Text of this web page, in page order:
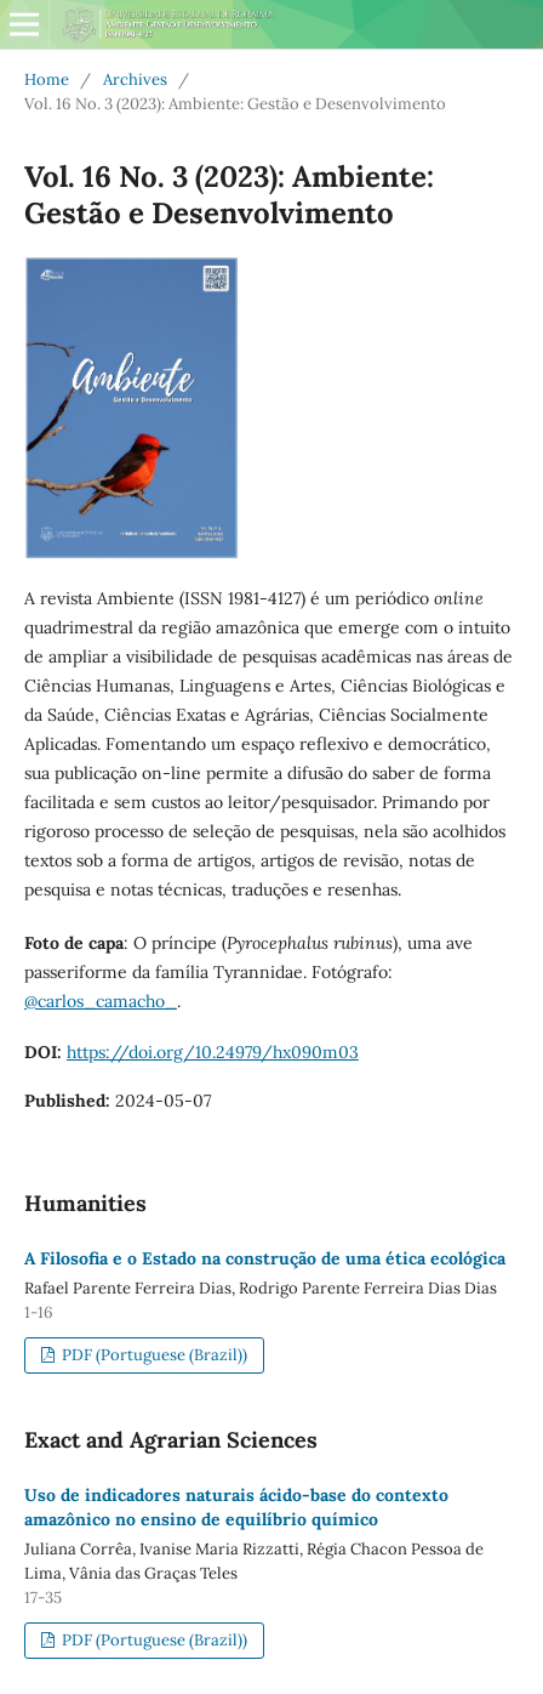
Home / Archives
/
Vol. 16 No. 3 (2023): Ambiente: Gestão e Desenvolvimento
Vol. 16 No. 3 (2023): Ambiente:
Gestão e Desenvolvimento
A revista Ambiente (ISSN 1981-4127) é um periódico online
quadrimestral da região amazônica que emerge com o intuito
de ampliar a visibilidade de pesquisas acadêmicas nas áreas de
Ciências Humanas, Linguagens e Artes, Ciências Biológicas e
da Saúde, Ciências Exatas e Agrárias, Ciências Socialmente
Aplicadas. Fomentando um espaço reflexivo e democrático,
sua publicação on-line permite a difusão do saber de forma
facilitada e sem custos ao leitor/pesquisador. Primando por
rigoroso processo de seleção de pesquisas, nela são acolhidos
textos sob a forma de artigos, artigos de revisão, notas de
pesquisa e notas técnicas, traduções e resenhas.
Foto de capa: O príncipe (Pyrocephalus rubinus), uma ave
passeriforme da família Tyrannidae. Fotógrafo:
@carlos_camacho_ .
DOI: https://doi.org/10.24979/hx090m03
Published: 2024-05-07
Humanities
A Filosofia e o Estado na construção de uma ética ecológica
Rafael Parente Ferreira Dias, Rodrigo Parente Ferreira Dias Dias
1-16
PDF (Portuguese (Brazil))
Exact and Agrarian Sciences
Uso de indicadores naturais ácido-base do contexto
amazônico no ensino de equilíbrio químico
Juliana Corrêa, Ivanise Maria Rizzatti, Régia Chacon Pessoa de
Lima, Vânia das Graças Teles
17-35
PDF (Portuguese (Brazil))